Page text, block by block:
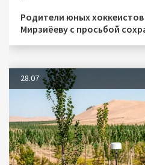
Родители юных
Мирзиёеву с просьбой
28.07